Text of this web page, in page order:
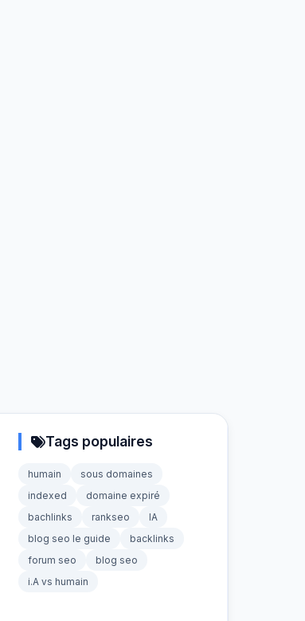
Tags populaires
humain
sous domaines
indexed
domaine expiré
bachlinks
rankseo
IA
blog seo le guide
backlinks
forum seo
blog seo
i.A vs humain